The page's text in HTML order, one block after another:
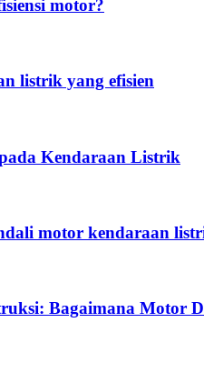
motor?
listrik yang efisien
Kendaraan Listrik
motor kendaraan
Bagaimana Motor